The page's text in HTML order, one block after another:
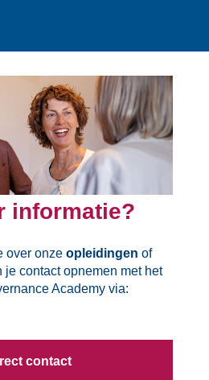
informatie?
over onze opleidingen of
je contact opnemen met het
Academy via:
contact